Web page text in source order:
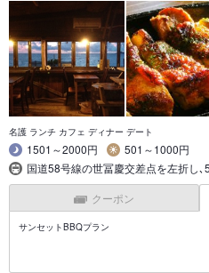
名護 ランチ カフェ ディナー デート
1501～2000円
501～1000円
国道58号線の世冨慶交差点を左折し､
クーポン
サンセットBBQプラン